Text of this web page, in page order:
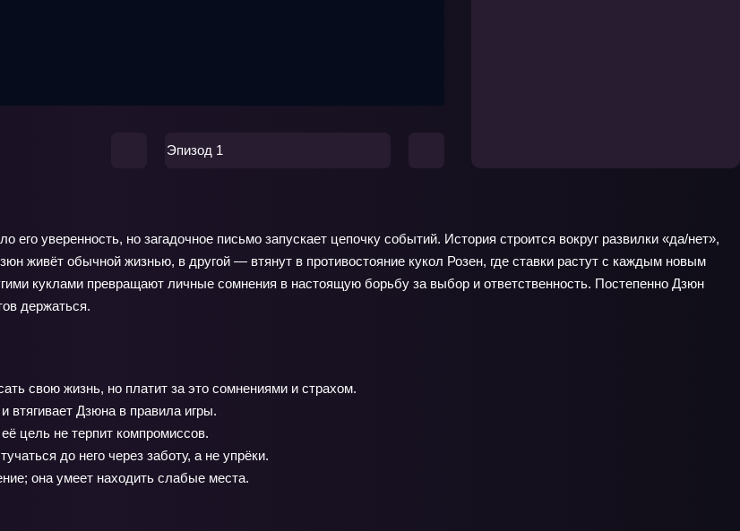
Эпизод 1
его уверенность, но загадочное письмо запускает цепочку событий. История строится вокруг развилки «да/нет»,
живёт обычной жизнью, в другой — втянут в противостояние кукол Розен, где ставки растут с каждым новым
куклами превращают личные сомнения в настоящую борьбу за выбор и ответственность. Постепенно Дзюн
держаться.
свою жизнь, но платит за это сомнениями и страхом.
Дзюна в правила игры.
цель не терпит компромиссов.
до него через заботу, а не упрёки.
она умеет находить слабые места.